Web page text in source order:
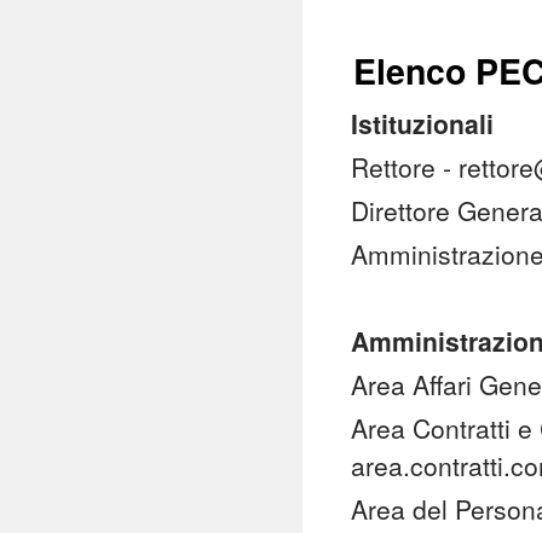
Elenco
Istituzionali
Rettore -
Direttore
Area Affari
Area Contratti
Area del